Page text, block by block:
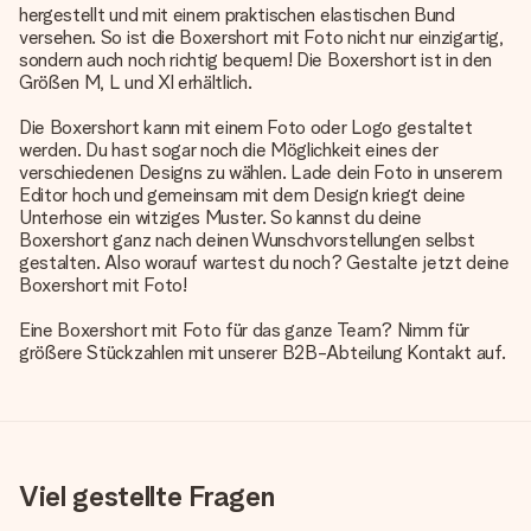
hergestellt und mit einem praktischen elastischen Bund
versehen. So ist die Boxershort mit Foto nicht nur einzigartig,
sondern auch noch richtig bequem! Die Boxershort ist in den
Größen M, L und Xl erhältlich.
Die Boxershort kann mit einem Foto oder Logo gestaltet
werden. Du hast sogar noch die Möglichkeit eines der
verschiedenen Designs zu wählen. Lade dein Foto in unserem
Editor hoch und gemeinsam mit dem Design kriegt deine
Unterhose ein witziges Muster. So kannst du deine
Boxershort ganz nach deinen Wunschvorstellungen selbst
gestalten. Also worauf wartest du noch? Gestalte jetzt deine
Boxershort mit Foto!
Eine Boxershort mit Foto für das ganze Team? Nimm für
größere Stückzahlen mit unserer B2B-Abteilung Kontakt auf.
Viel gestellte Fragen